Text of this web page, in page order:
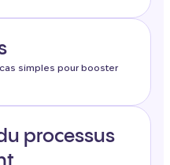
simples pour booster
processus